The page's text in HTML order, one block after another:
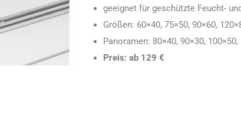
geeignet für geschützte Feucht-
Größen: 60×40, 75×50, 90×60,
Panoramen: 80×40, 90×30,
Preis: ab 129 €